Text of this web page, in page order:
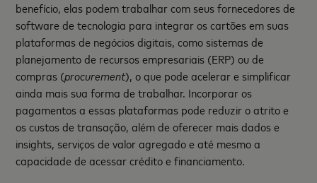
benefício, elas podem trabalhar com seus fornecedores de
software de tecnologia para integrar os cartões em suas
plataformas de negócios digitais, como sistemas de
planejamento de recursos empresariais (ERP) ou de
compras (procurement), o que pode acelerar e simplificar
ainda mais sua forma de trabalhar. Incorporar os
pagamentos a essas plataformas pode reduzir o atrito e
os custos de transação, além de oferecer mais dados e
insights, serviços de valor agregado e até mesmo a
capacidade de acessar crédito e financiamento.